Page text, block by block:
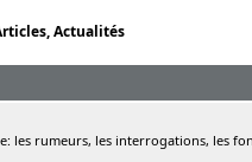
Actualités
les rumeurs, les interrogations, les